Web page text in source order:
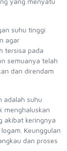
suhu tinggi
agar
tersisa pada
semuanya telah
dan direndam
adalah suhu
menghaluskan
akibat keringnya
Keunggulan
dan proses